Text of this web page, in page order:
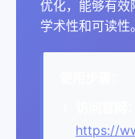
优化，能够有效
学术性和可读性。
https://